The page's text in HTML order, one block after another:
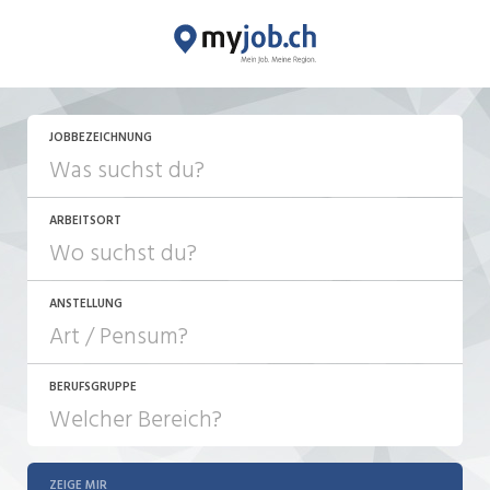
JOBBEZEICHNUNG
ARBEITSORT
ANSTELLUNG
JOB-TYP
Festanstellung
BERUFSGRUPPE
ZEIGE MIR